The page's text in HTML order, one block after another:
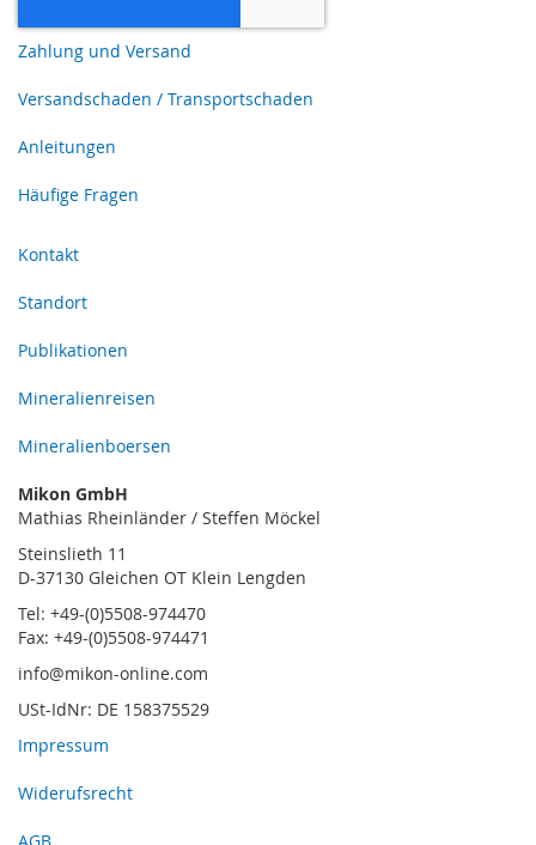
Zahlung und Versand
Versandschaden / Transportschaden
Anleitungen
Häufige Fragen
Kontakt
Standort
Publikationen
Mineralienreisen
Mineralienboersen
Mikon GmbH
Mathias Rheinländer / Steffen Möckel
Steinslieth 11
D-37130 Gleichen OT Klein Lengden
Tel: +49-(0)5508-974470
Fax: +49-(0)5508-974471
info@mikon-online.com
USt-IdNr: DE 158375529
Impressum
Widerufsrecht